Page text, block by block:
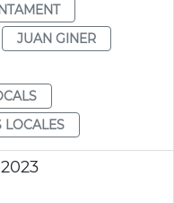
JUAN GINER
LOCALES